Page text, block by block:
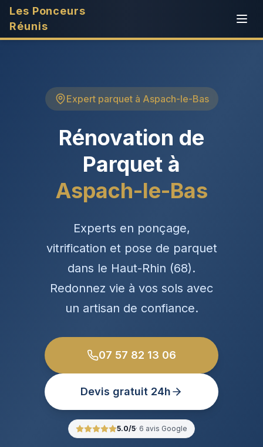
Les Ponceurs
Réunis
Expert parquet à Aspach-le-Bas
Rénovation de
Parquet à
Aspach-le-Bas
Experts en ponçage,
vitrification et pose de parquet
dans le Haut-Rhin (68).
Redonnez vie à vos sols avec
un artisan de confiance.
07 57 82 13 06
Devis gratuit 24h
5.0/5· 6 avis Google